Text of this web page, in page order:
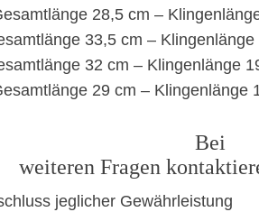
28,5 cm –
33,5 cm –
32 cm – Klingenlänge
29 cm – Klingenlänge
Bei
weiteren Fragen
jeglicher Gewährleistung